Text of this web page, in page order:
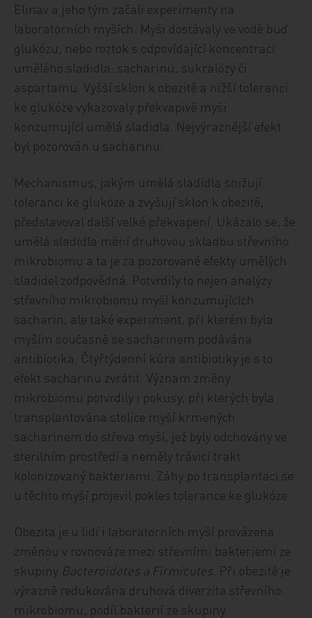
Elinav a jeho tým začali experimenty na
laboratorních myších. Myši dostávaly ve vodě buď
glukózu, nebo roztok s odpovídající koncentrací
umělého sladidla: sacharinu, sukralózy či
aspartamu. Vyšší sklon k obezitě a nižší toleranci
ke glukóze vykazovaly překvapivě myši
konzumující umělá sladidla. Nejvýraznější efekt
byl pozorován u sacharinu.
Mechanismus, jakým umělá sladidla snižují
toleranci ke glukóze a zvyšují sklon k obezitě,
představoval další velké překvapení. Ukázalo se, že
umělá sladidla mění druhovou skladbu střevního
mikrobiomu a ta je za pozorované efekty umělých
sladidel zodpovědná. Potvrdily to nejen analýzy
střevního mikrobiomu myší konzumujících
sacharin, ale také experiment, při kterém byla
myším současně se sacharinem podávána
antibiotika. Čtyřtýdenní kúra antibiotiky je s to
efekt sacharinu zvrátit. Význam změny
mikrobiomu potvrdily i pokusy, při kterých byla
transplantována stolice myší krmených
sacharinem do střeva myší, jež byly odchovány ve
sterilním prostředí a neměly trávicí trakt
kolonizovaný bakteriemi. Záhy po transplantaci se
u těchto myší projevil pokles tolerance ke glukóze.
Obezita je u lidí i laboratorních myší provázena
změnou v rovnováze mezi střevními bakteriemi ze
skupiny Bacteroidetes a Firmicutes . Při obezitě je
výrazně redukována druhová diverzita střevního
mikrobiomu, podíl bakterií ze skupiny